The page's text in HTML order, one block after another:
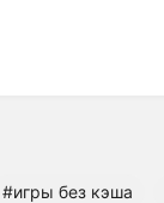
#игры без кэша